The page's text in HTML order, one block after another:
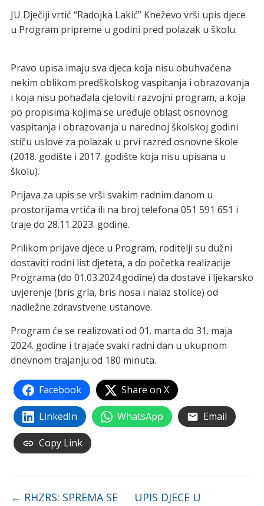
JU Dječiji vrtić “Radojka Lakić” Kneževo vrši upis djece
u Program pripreme u godini pred polazak u školu.
Pravo upisa imaju sva djeca koja nisu obuhvaćena
nekim oblikom predškolskog vaspitanja i obrazovanja
i koja nisu pohađala cjeloviti razvojni program, a koja
po propisima kojima se uređuje oblast osnovnog
vaspitanja i obrazovanja u narednoj školskoj godini
stiču uslove za polazak u prvi razred osnovne škole
(2018. godište i 2017. godište koja nisu upisana u
školu).
Prijava za upis se vrši svakim radnim danom u
prostorijama vrtića ili na broj telefona 051 591 651 i
traje do 28.11.2023. godine.
Prilikom prijave djece u Program, roditelji su dužni
dostaviti rodni list djeteta, a do početka realizacije
Programa (do 01.03.2024.godine) da dostave i ljekarsko
uvjerenje (bris grla, bris nosa i nalaz stolice) od
nadležne zdravstvene ustanove.
Program će se realizovati od 01. marta do 31. maja
2024. godine i trajaće svaki radni dan u ukupnom
dnevnom trajanju od 180 minuta.
Facebook Share on X
LinkedIn WhatsApp Email
Copy Link
← RHZRS: SPREMA SE
UPIS DJECE U